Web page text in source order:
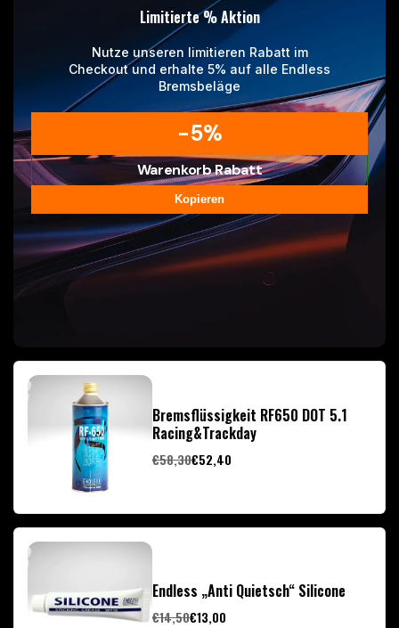
Bremsflüssigkeit RF650 DOT 5.1
Racing&Trackday
€58,30€52,40
Endless „Anti Quietsch“ Silicone
€14,50€13,00
Limitierte % Aktion
Nutze unseren limitieren Rabatt im
Checkout und erhalte 5% auf alle Endless
Bremsbeläge
-5%
Warenkorb Rabatt
Kopieren